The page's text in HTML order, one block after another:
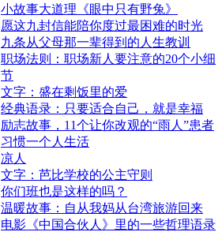
小故事大道理《眼中只有野兔》
愿这九封信能陪你度过最困难的时光
九条从父母那一辈得到的人生教训
职场法则：职场新人要注意的20个小细
节
文字：盛在剩饭里的爱
经典语录：只要适合自己，就是幸福
励志故事，11个让你改观的“雨人”患者
习惯一个人生活
凉人
文字：芭比学校的公主守则
你们班也是这样的吗？
温暖故事：自从我妈从台湾旅游回来
电影《中国合伙人》里的一些哲理语录